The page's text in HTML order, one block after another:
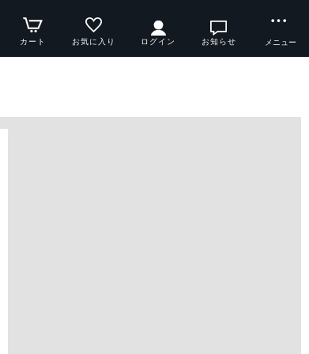
カート お気に入り ログイン お知らせ メニュー